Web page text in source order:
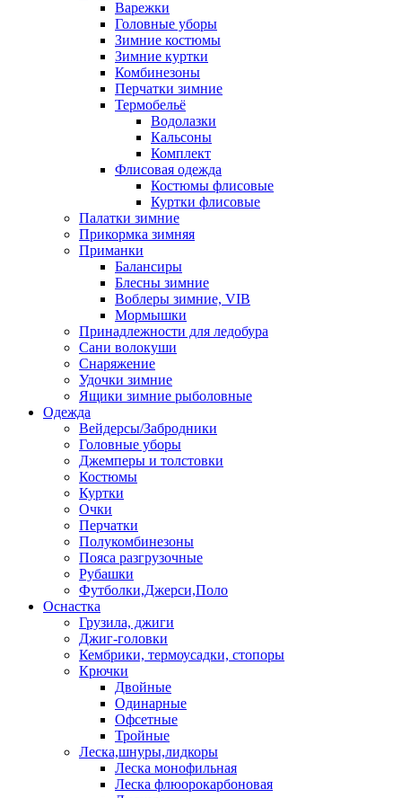
Варежки
Головные уборы
Зимние костюмы
Зимние куртки
Комбинезоны
Перчатки зимние
Термобельё
Водолазки
Кальсоны
Комплект
Флисовая одежда
Костюмы флисовые
Куртки флисовые
Палатки зимние
Прикормка зимняя
Приманки
Балансиры
Блесны зимние
Воблеры зимние, VIB
Мормышки
Принадлежности для ледобура
Сани волокуши
Снаряжение
Удочки зимние
Ящики зимние рыболовные
Одежда
Вейдерсы/Забродники
Головные уборы
Джемперы и толстовки
Костюмы
Куртки
Очки
Перчатки
Полукомбинезоны
Пояса разгрузочные
Рубашки
Футболки,Джерси,Поло
Оснастка
Грузила, джиги
Джиг-головки
Кембрики, термоусадки, стопоры
Крючки
Двойные
Одинарные
Офсетные
Тройные
Леска,шнуры,лидкоры
Леска монофильная
Леска флюорокарбоновая